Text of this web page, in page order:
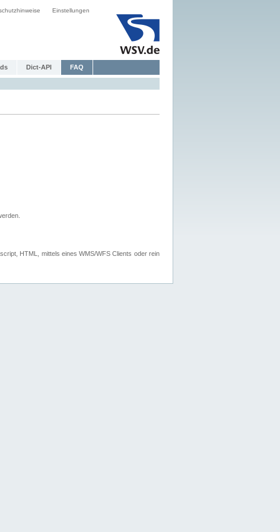
Einstellungen
Dict-API FAQ
HTML, mittels eines WMS/WFS Clients oder rein